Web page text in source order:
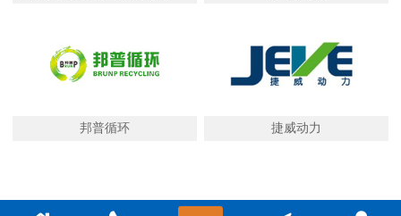
邦普循环 捷威动力